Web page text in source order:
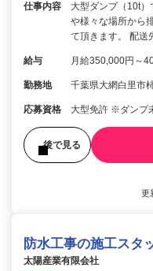
仕事内容
大型ダンプ（10t
や様々な場所から
て頂きます。 配
給与 月給350,000円～
勤務地 千葉県大網白里
応募資格 大型免許 ※ダンプ
後で見る
更
防水工事の施工スタ
太陽産業有限会社